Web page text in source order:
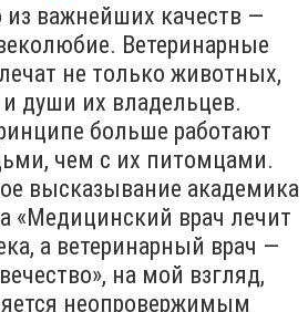
из важнейших качеств —
Ветеринарные
не только животных,
и души их владельцев.
больше работают
чем с их питомцами.
высказывание академика
«Медицинский врач лечит
а ветеринарный врач —
на мой взгляд,
неопровержимым